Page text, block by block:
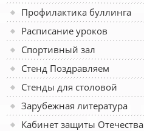
Профилактика буллинга
Расписание уроков
Спортивный зал
Стенд Поздравляем
Стенды для столовой
Зарубежная литература
Кабинет защиты Отечества